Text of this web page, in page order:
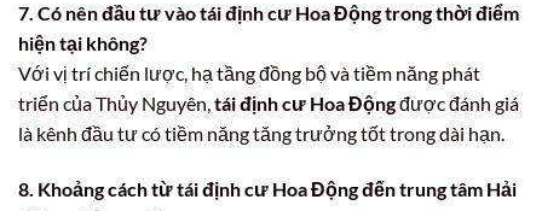
7. Có nên đầu tư vào tái định cư Hoa Động trong thời điểm
hiện tại không?
Với vị trí chiến lược, hạ tầng đồng bộ và tiềm năng phát
triển của Thủy Nguyên,tái định cư Hoa Độngđược đánh giá
là kênh đầu tư có tiềm năng tăng trưởng tốt trong dài hạn.
8. Khoảng cách từ tái định cư Hoa Động đến trung tâm Hải